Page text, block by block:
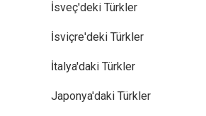
İsveç'deki Türkler
İsviçre'deki Türkler
İtalya'daki Türkler
Japonya'daki Türkler